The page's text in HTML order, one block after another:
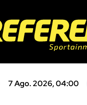
7 Ago. 2026, 04:00